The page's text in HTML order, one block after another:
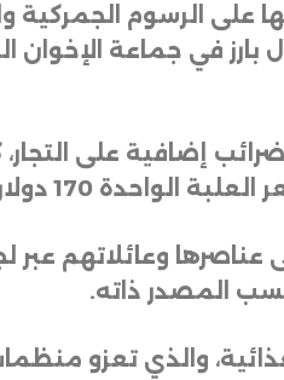
على الرسوم الجمركية
إضافية على
بـ5 دولارات قبل الحرب
وعائلاتهم عبر
المصدر ذاته.
والذي تعزو منظمات